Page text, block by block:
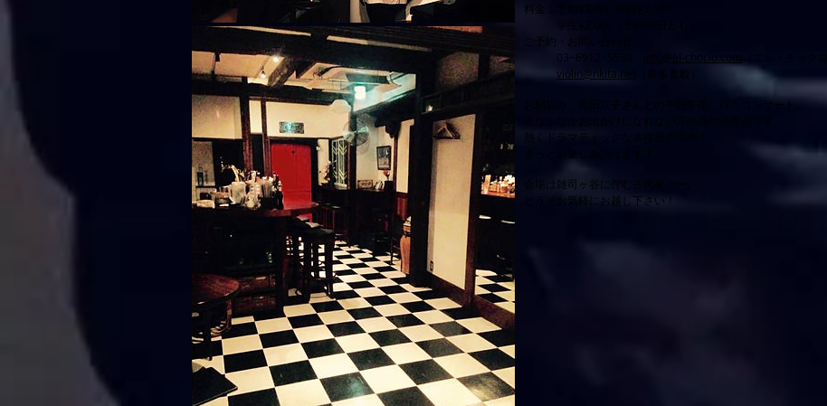
料金：予約¥3,000 当日¥3,500
学生¥2,000（予約当日とも）
ご予約・お問い合わせ：
03−6912−5539、 info@el-choclo.com
violin@nkita.net
（喜多直毅）
お馴染み、黒田京子さんとの平日午後に行うコンサート。
夜なかなかお出かけになれない方の為の演奏会です。
熱くドラマティックな本格派の演奏！
会場は雑司ヶ谷に佇む古民家バー。
​どうぞお気軽にお越し下さい！